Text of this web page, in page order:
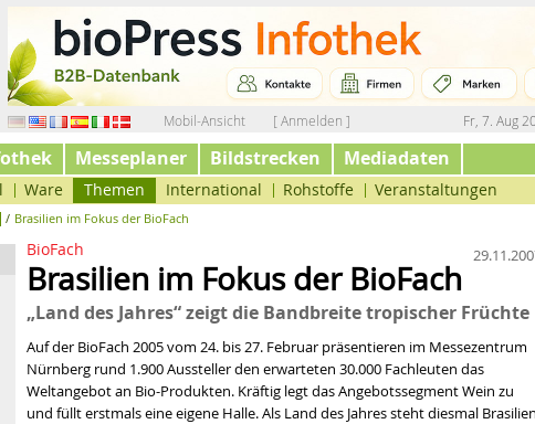
Mobil-Ansicht [ Anmelden ] Fr, 7. Aug
Ware Themen International Rohstoffe Veranstaltungen
Messeplaner Bildstrecken Mediadaten
/ Brasilien im Fokus der BioFach
BioFach
Brasilien im Fokus der BioFach
„Land des Jahres“ zeigt die Bandbreite tropischer Früchte
Auf der BioFach 2005 vom 24. bis 27. Februar präsentieren im Messezentrum
Nürnberg rund 1.900 Aussteller den erwarteten 30.000 Fachleuten das
Weltangebot an Bio-Produkten. Kräftig legt das Angebotssegment Wein zu
und füllt erstmals eine eigene Halle. Als Land des Jahres steht diesmal